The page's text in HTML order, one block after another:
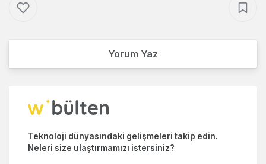
Yorum Yaz
Teknoloji dünyasındaki gelişmeleri takip edin.
Neleri size ulaştırmamızı istersiniz?